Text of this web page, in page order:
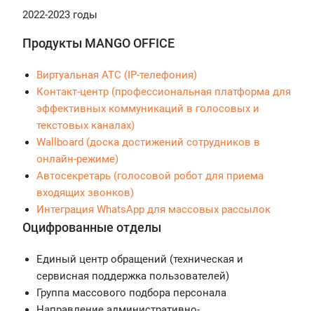
2022-2023 годы
Продукты MANGO OFFICE
Виртуальная АТС (IP-телефония)
Контакт-центр (профессиональная платформа для
эффективных коммуникаций в голосовых и
текстовых каналах)
Wallboard (доска достижений сотрудников в
онлайн-режиме)
Автосекретарь (голосовой робот для приема
входящих звонков)
Интеграция WhatsApp для массовых рассылок
Оцифрованные отделы
Единый центр обращений (техническая и
сервисная поддержка пользователей)
Группа массового подбора персонала